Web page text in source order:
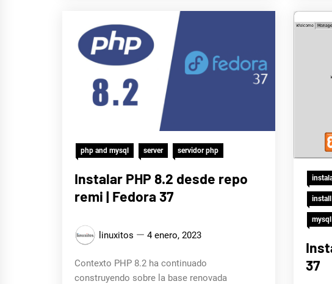
php and mysql server servidor php
Instalar PHP 8.2 desde repo
remi | Fedora 37
linuxitos 4 enero, 2023
Contexto PHP 8.2 ha continuado
construyendo sobre la base renovada
37